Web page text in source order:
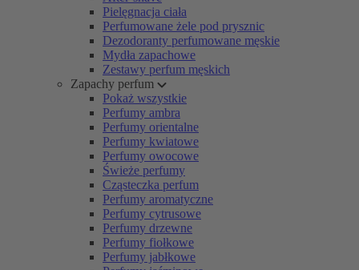
Pielęgnacja ciała
Perfumowane żele pod prysznic
Dezodoranty perfumowane męskie
Mydła zapachowe
Zestawy perfum męskich
Zapachy perfum
Pokaż wszystkie
Perfumy ambra
Perfumy orientalne
Perfumy kwiatowe
Perfumy owocowe
Świeże perfumy
Cząsteczka perfum
Perfumy aromatyczne
Perfumy cytrusowe
Perfumy drzewne
Perfumy fiołkowe
Perfumy jabłkowe